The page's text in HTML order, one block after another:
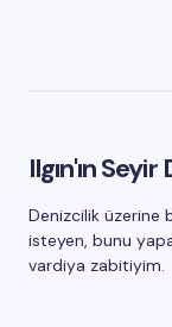
Ilgın'ın
Denizcilik üzerine
isteyen, bunu
vardiya zabitiyim.